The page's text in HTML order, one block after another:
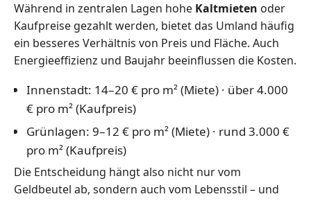
Während in zentralen Lagen hohe Kaltmieten oder
Kaufpreise gezahlt werden, bietet das Umland häufig
ein besseres Verhältnis von Preis und Fläche. Auch
Energieeffizienz und Baujahr beeinflussen die Kosten.
Innenstadt: 14–20 € pro m² (Miete) · über 4.000
€ pro m² (Kaufpreis)
Grünlagen: 9–12 € pro m² (Miete) · rund 3.000 €
pro m² (Kaufpreis)
Die Entscheidung hängt also nicht nur vom
Geldbeutel ab, sondern auch vom Lebensstil – und